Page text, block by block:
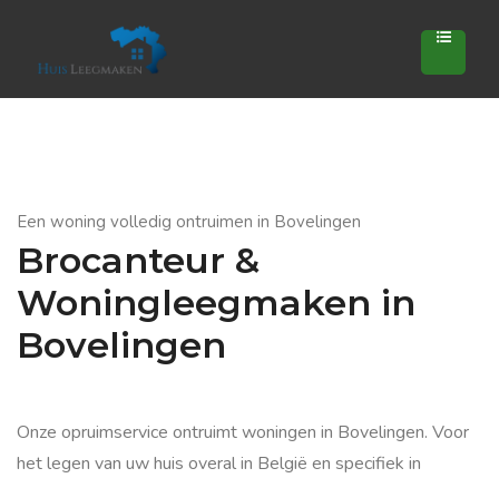
Een woning volledig ontruimen in Bovelingen
Brocanteur &
Woningleegmaken in
Bovelingen
Onze opruimservice ontruimt woningen in Bovelingen. Voor
het legen van uw huis overal in België en specifiek in